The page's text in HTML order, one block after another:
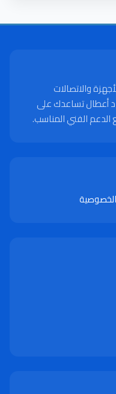
والاتصالات
أعطال تساعدك على
الفني المناسب.